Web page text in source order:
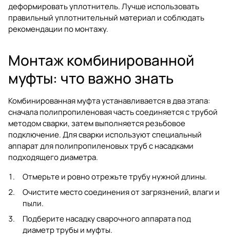
деформировать уплотнитель. Лучше использовать
правильный уплотнительный материал и соблюдать
рекомендации по монтажу.
Монтаж комбинированной
муфты: что важно знать
Комбинированная муфта устанавливается в два этапа:
сначала полипропиленовая часть соединяется с трубой
методом сварки, затем выполняется резьбовое
подключение. Для сварки используют специальный
аппарат для полипропиленовых труб с насадками
подходящего диаметра.
Отмерьте и ровно отрежьте трубу нужной длины.
Очистите место соединения от загрязнений, влаги и
пыли.
Подберите насадку сварочного аппарата под
диаметр трубы и муфты.